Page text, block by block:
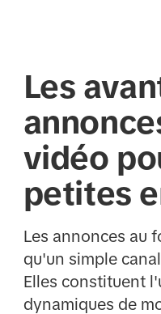
Les
vidéo
petites
Les annonces au
qu'un simple
Elles constituent
dynamiques de